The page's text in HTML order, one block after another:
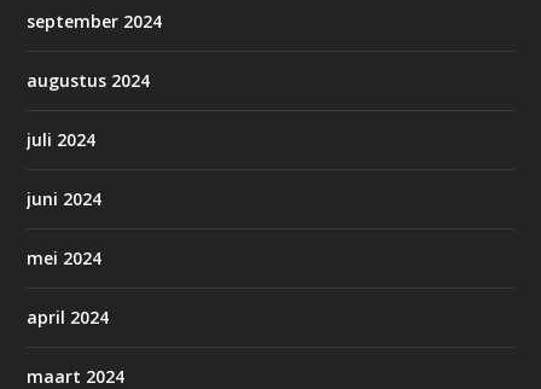
september 2024
augustus 2024
juli 2024
juni 2024
mei 2024
april 2024
maart 2024